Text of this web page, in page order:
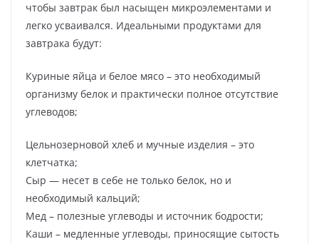
чтобы завтрак был насыщен микроэлементами и
легко усваивался. Идеальными продуктами для
завтрака будут:
Куриные яйца и белое мясо – это необходимый
организму белок и практически полное отсутствие
углеводов;
Цельнозерновой хлеб и мучные изделия – это
клетчатка;
Сыр — несет в себе не только белок, но и
необходимый кальций;
Мед – полезные углеводы и источник бодрости;
Каши – медленные углеводы, приносящие сытость